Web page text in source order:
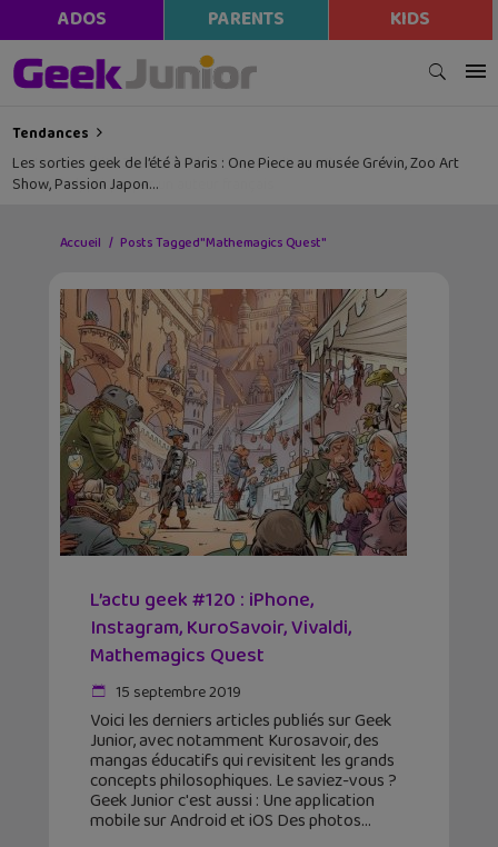
ADOS PARENTS KIDS
Tendances
Les sorties geek de l’été à Paris : One Piece au musée Grévin, Zoo Art
Show, Passion Japon…
Accueil Posts Tagged "Mathemagics Quest"
L’actu geek #120 : iPhone,
Instagram, KuroSavoir, Vivaldi,
Mathemagics Quest
15 septembre 2019
Voici les derniers articles publiés sur Geek
Junior, avec notamment Kurosavoir, des
mangas éducatifs qui revisitent les grands
concepts philosophiques. Le saviez-vous ?
Geek Junior c'est aussi : Une application
mobile sur Android et iOS Des photos